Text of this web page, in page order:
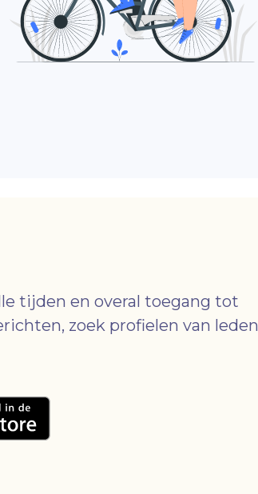
tijden en overal toegang tot
zoek profielen van leden